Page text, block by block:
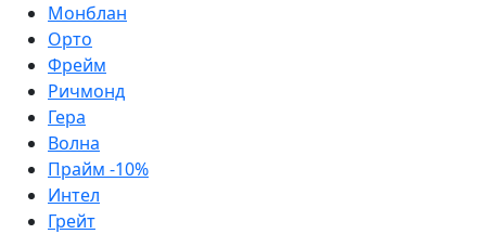
Монблан
Орто
Фрейм
Ричмонд
Гера
Волна
Прайм -10%
Интел
Грейт